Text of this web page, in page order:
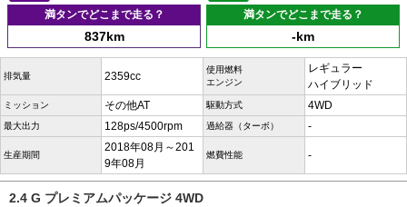
満タンでどこまで走る？
837km
満タンでどこまで走る？
-km
排気量 2359cc
使用燃料
エンジン
レギュラー
ハイブリッド
ミッション その他AT 駆動方式 4WD
最大出力 128ps/4500rpm 過給器（ターボ） -
生産期間
2018年08月～201
9年08月
燃費性能 -
2.4 G プレミアムパッケージ 4WD